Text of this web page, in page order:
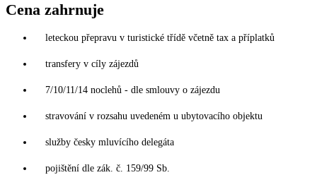
Cena zahrnuje
leteckou přepravu v turistické třídě včetně tax a příplatků
transfery v cíly zájezdů
7/10/11/14 noclehů - dle smlouvy o zájezdu
stravování v rozsahu uvedeném u ubytovacího objektu
služby česky mluvícího delegáta
pojištění dle zák. č. 159/99 Sb.